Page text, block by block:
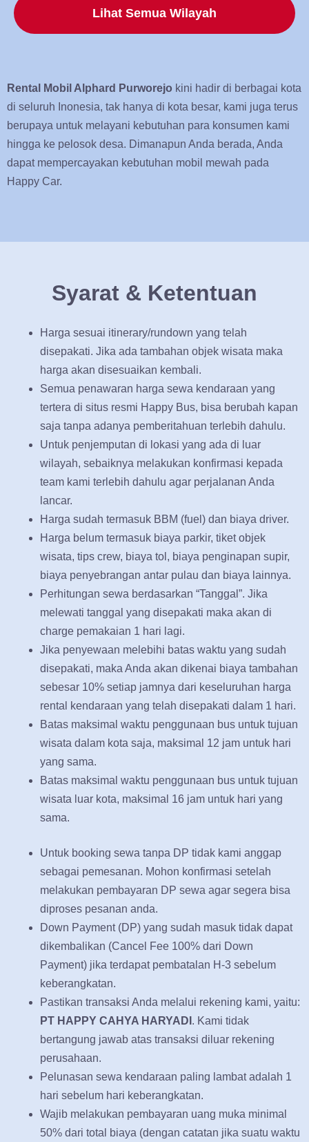
Lihat Semua Wilayah
Rental Mobil Alphard Purworejo kini hadir di berbagai kota
di seluruh Inonesia, tak hanya di kota besar, kami juga terus
berupaya untuk melayani kebutuhan para konsumen kami
hingga ke pelosok desa. Dimanapun Anda berada, Anda
dapat mempercayakan kebutuhan mobil mewah pada
Happy Car.
Syarat & Ketentuan
Harga sesuai itinerary/rundown yang telah
disepakati. Jika ada tambahan objek wisata maka
harga akan disesuaikan kembali.
Semua penawaran harga sewa kendaraan yang
tertera di situs resmi Happy Bus, bisa berubah kapan
saja tanpa adanya pemberitahuan terlebih dahulu.
Untuk penjemputan di lokasi yang ada di luar
wilayah, sebaiknya melakukan konfirmasi kepada
team kami terlebih dahulu agar perjalanan Anda
lancar.
Harga sudah termasuk BBM (fuel) dan biaya driver.
Harga belum termasuk biaya parkir, tiket objek
wisata, tips crew, biaya tol, biaya penginapan supir,
biaya penyebrangan antar pulau dan biaya lainnya.
Perhitungan sewa berdasarkan “Tanggal”. Jika
melewati tanggal yang disepakati maka akan di
charge pemakaian 1 hari lagi.
Jika penyewaan melebihi batas waktu yang sudah
disepakati, maka Anda akan dikenai biaya tambahan
sebesar 10% setiap jamnya dari keseluruhan harga
rental kendaraan yang telah disepakati dalam 1 hari.
Batas maksimal waktu penggunaan bus untuk tujuan
wisata dalam kota saja, maksimal 12 jam untuk hari
yang sama.
Batas maksimal waktu penggunaan bus untuk tujuan
wisata luar kota, maksimal 16 jam untuk hari yang
sama.
Untuk booking sewa tanpa DP tidak kami anggap
sebagai pemesanan. Mohon konfirmasi setelah
melakukan pembayaran DP sewa agar segera bisa
diproses pesanan anda.
Down Payment (DP) yang sudah masuk tidak dapat
dikembalikan (Cancel Fee 100% dari Down
Payment) jika terdapat pembatalan H-3 sebelum
keberangkatan.
Pastikan transaksi Anda melalui rekening kami, yaitu:
PT HAPPY CAHYA HARYADI . Kami tidak
bertangung jawab atas transaksi diluar rekening
perusahaan.
Pelunasan sewa kendaraan paling lambat adalah 1
hari sebelum hari keberangkatan.
Wajib melakukan pembayaran uang muka minimal
50% dari total biaya (dengan catatan jika suatu waktu